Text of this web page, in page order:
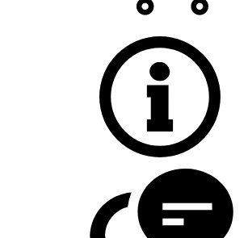
Grußwort
Ortsplan
Partnerschaft
Statistik
Mitteilungsblatt